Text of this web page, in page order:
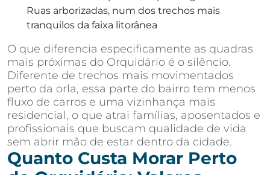
Ruas arborizadas, num dos trechos mais
tranquilos da faixa litorânea
O que diferencia especificamente as quadras
mais próximas do Orquidário é o silêncio.
Diferente de trechos mais movimentados
perto da orla, essa parte do bairro tem menos
fluxo de carros e uma vizinhança mais
residencial, o que atrai famílias, aposentados e
profissionais que buscam qualidade de vida
sem abrir mão de estar dentro da cidade.
Quanto Custa Morar Perto